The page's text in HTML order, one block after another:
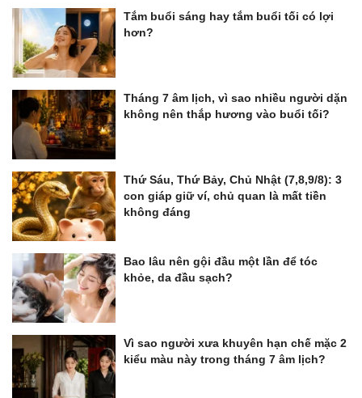
Tắm buổi sáng hay tắm buổi tối có lợi
hơn?
Tháng 7 âm lịch, vì sao nhiều người dặn
không nên thắp hương vào buổi tối?
Thứ Sáu, Thứ Bảy, Chủ Nhật (7,8,9/8): 3
con giáp giữ ví, chủ quan là mất tiền
không đáng
Bao lâu nên gội đầu một lần để tóc
khỏe, da đầu sạch?
Vì sao người xưa khuyên hạn chế mặc 2
kiểu màu này trong tháng 7 âm lịch?